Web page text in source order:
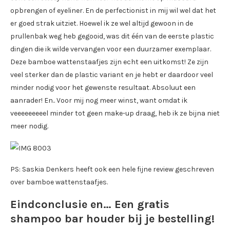
opbrengen of eyeliner. En de perfectionist in mij wil wel dat het
er goed strak uitziet. Hoewel ik ze wel altijd gewoon in de
prullenbak weg heb gegooid, was dit één van de eerste plastic
dingen die ik wilde vervangen voor een duurzamer exemplaar.
Deze bamboe wattenstaafjes zijn echt een uitkomst! Ze zijn
veel sterker dan de plastic variant en je hebt er daardoor veel
minder nodig voor het gewenste resultaat. Absoluut een
aanrader! En.. Voor mij nog meer winst, want omdat ik
veeeeeeeeel minder tot geen make-up draag, heb ik ze bijna niet
meer nodig.
PS: Saskia Denkers heeft ook een hele fijne review geschreven
over bamboe wattenstaafjes.
Eindconclusie en… Een gratis
shampoo bar houder bij je bestelling!